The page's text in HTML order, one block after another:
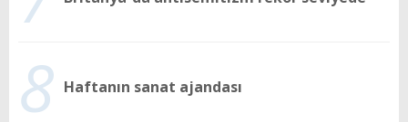
8 Haftanın sanat ajandası